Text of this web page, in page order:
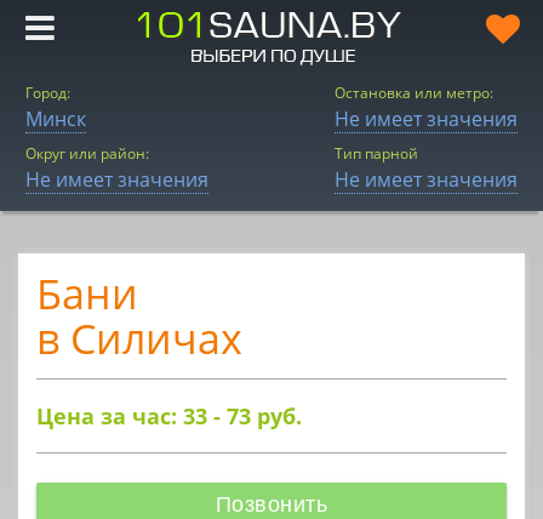
Город:
Минск
Округ или район:
Не имеет значения
Остановка или метро:
Не имеет значения
Тип парной
Не имеет значения
Бани
в Силичах
Цена за час: 33 - 73 руб.
Позвонить